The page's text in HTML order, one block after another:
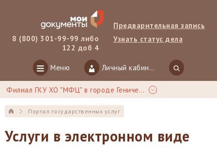
8 (800) 301-99-99 либо
122 доб 4
Предварительная запись
Узнать статус дела
Меню Личный кабинет
Филиал ГКУ ХО "МФЦ" в городе Геническ
Портал государственных услуг
Услуги в электронном виде